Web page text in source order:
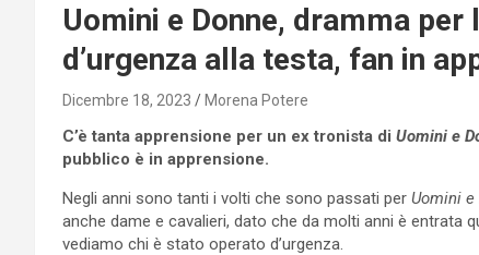
Uomini e Donne, dramma
d’urgenza alla testa, fan in
Dicembre 18, 2023 Morena Potere
C’è tanta apprensione per un ex tronista di Uomini e
pubblico è in apprensione.
Negli anni sono tanti i volti che sono passati per Uomini e
anche dame e cavalieri, dato che da molti anni è entrata
vediamo chi è stato operato d’urgenza.